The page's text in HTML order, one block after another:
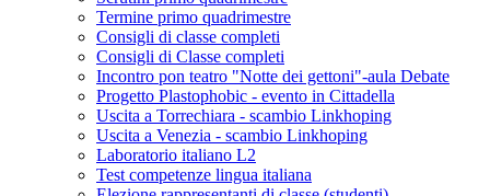
Termine primo quadrimestre
Consigli di classe completi
Consigli di Classe completi
Incontro pon teatro "Notte dei gettoni"-aula Debate
Progetto Plastophobic - evento in Cittadella
Uscita a Torrechiara - scambio Linkhoping
Uscita a Venezia - scambio Linkhoping
Laboratorio italiano L2
Test competenze lingua italiana